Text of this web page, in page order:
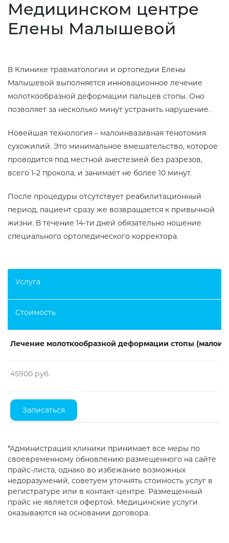
Медицинском центре
Елены Малышевой
В Клинике травматологии и ортопедии Елены
Малышевой выполняется инновационное лечение
молоткообразной деформации пальцев стопы. Оно
позволяет за несколько минут устранить нарушение.
Новейшая технология – малоинвазивная тенотомия
сухожилий. Это минимальное вмешательство, которое
проводится под местной анестезией без разрезов,
всего 1-2 прокола, и занимает не более 10 минут.
После процедуры отсутствует реабилитационный
период, пациент сразу же возвращается к привычной
жизни. В течение 14-ти дней обязательно ношение
специального ортопедического корректора.
Услуга
Стоимость
Лечение молоткообразной деформации стопы
45900 руб.
Записаться
*Администрация клиники принимает все меры по
своевременному обновлению размещенного на сайте
прайс-листа, однако во избежание возможных
недоразумений, советуем уточнять стоимость услуг в
регистратуре или в контакт-центре. Размещенный
прайс не является офертой. Медицинские услуги
оказываются на основании договора.